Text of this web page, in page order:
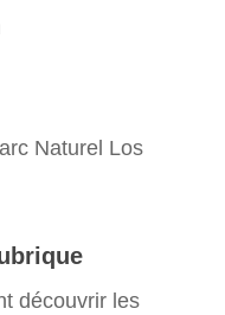
Naturel Los
découvrir les